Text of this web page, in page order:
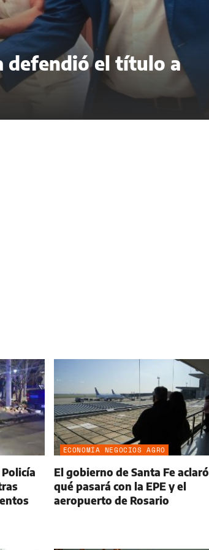
defendió el título a
ECONOMÍA NEGOCIOS AGRO
El gobierno de Santa Fe aclaró
qué pasará con la EPE y el
aeropuerto de Rosario